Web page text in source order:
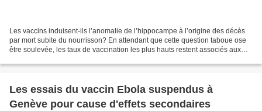
Les vaccins induisent-ils l’anomalie de l’hippocampe à l’origine des décès
par mort subite du nourrisson? En attendant que cette question taboue ose
être soulevée, les taux de vaccination les plus hauts restent associés aux
Les essais du vaccin Ebola suspendus à
Genève pour cause d'effets secondaires